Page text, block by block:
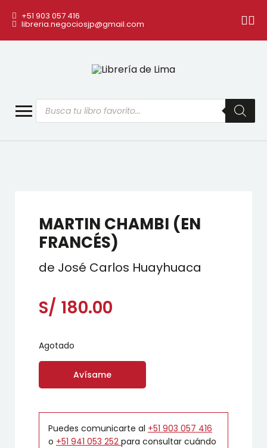
+51 903 057 416
libreria.negociosjp@gmail.com
Búsqueda
de
productos
MARTIN CHAMBI (EN
FRANCÉS)
de José Carlos Huayhuaca
S/ 180.00
Agotado
Avísame
Puedes comunicarte al +51 903 057 416
o +51 941 053 252 para consultar cuándo